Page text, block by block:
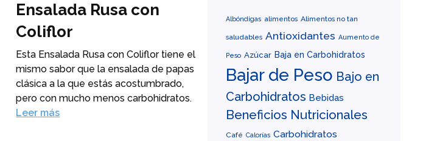
Ensalada Rusa con
Coliflor
Esta Ensalada Rusa con Coliflor tiene el
mismo sabor que la ensalada de papas
clásica a la que estás acostumbrado,
pero con mucho menos carbohidratos.
Leer más
Albóndigas alimentos Alimentos no tan
saludables Antioxidantes Aumento de
Peso Azúcar Baja en Carbohidratos
Bajar de Peso Bajo en
Carbohidratos Bebidas
Beneficios Nutricionales
Café Calorías Carbohidratos